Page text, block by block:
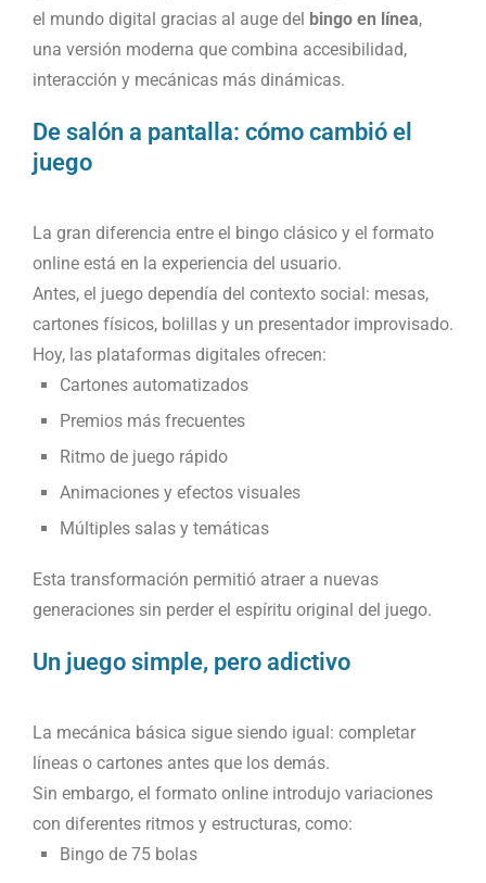
el mundo digital gracias al auge del bingo en línea,
una versión moderna que combina accesibilidad,
interacción y mecánicas más dinámicas.
De salón a pantalla: cómo cambió el
juego
La gran diferencia entre el bingo clásico y el formato
online está en la experiencia del usuario.
Antes, el juego dependía del contexto social: mesas,
cartones físicos, bolillas y un presentador improvisado.
Hoy, las plataformas digitales ofrecen:
Cartones automatizados
Premios más frecuentes
Ritmo de juego rápido
Animaciones y efectos visuales
Múltiples salas y temáticas
Esta transformación permitió atraer a nuevas
generaciones sin perder el espíritu original del juego.
Un juego simple, pero adictivo
La mecánica básica sigue siendo igual: completar
líneas o cartones antes que los demás.
Sin embargo, el formato online introdujo variaciones
con diferentes ritmos y estructuras, como:
Bingo de 75 bolas